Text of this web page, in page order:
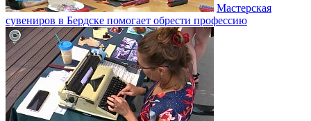
Мастерская
сувениров в Бердске помогает обрести профессию